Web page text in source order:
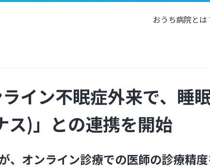
おうち病院とは
ライン不眠症外来で、睡
)」との連携を開始
、オンライン診療での医師の診療精